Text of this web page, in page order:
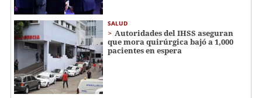
SALUD
Autoridades del IHSS aseguran
que mora quirúrgica bajó a 1,000
pacientes en espera